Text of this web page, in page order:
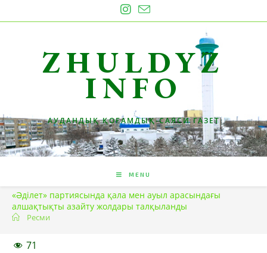
to
ZHULDYZ
INFO
АУДАНДЫҚ ҚОҒАМДЫҚ-САЯСИ ГАЗЕТ
MENU
«Әділет» партиясында қала мен ауыл арасындағы
алшақтықты азайту жолдары талқыланды
Ресми
71